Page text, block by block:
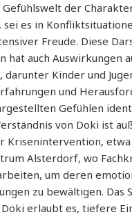
der
sei es in
Freude. Diese
hat auch Auswirkungen
darunter Kinder und
und
Gefühlen
von Doki ist
Krisenintervention,
Alsterdorf, wo
um deren
zu bewältigen. Das
erlaubt es, tiefere